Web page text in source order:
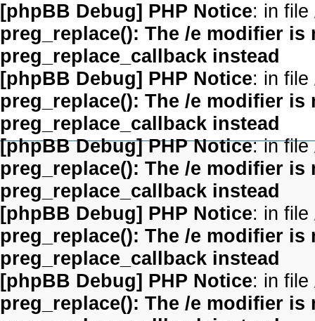
[phpBB Debug] PHP Notice: in file
preg_replace(): The /e modifier
preg_replace_callback instead
[phpBB Debug] PHP Notice: in file
preg_replace(): The /e modifier
preg_replace_callback instead
[phpBB Debug] PHP Notice: in file
preg_replace(): The /e modifier
preg_replace_callback instead
[phpBB Debug] PHP Notice: in file
preg_replace(): The /e modifier
preg_replace_callback instead
[phpBB Debug] PHP Notice: in file
preg_replace(): The /e modifier